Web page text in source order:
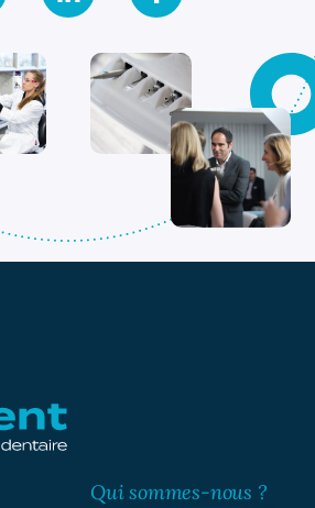
Qui sommes-nous ?